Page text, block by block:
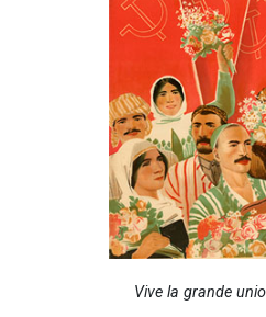
Vive la grande